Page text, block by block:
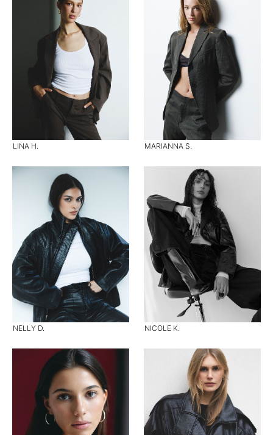
LINA H. MARIANNA S.
NELLY D. NICOLE K.